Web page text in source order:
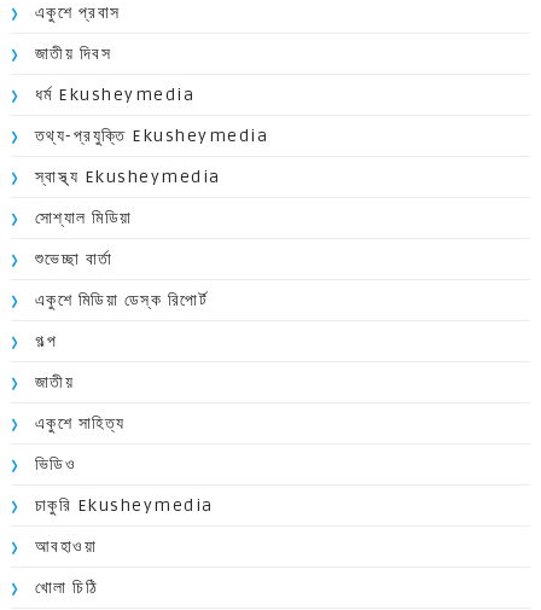
একুশে প্রবাস
জাতীয় দিবস
ধর্ম Ekusheymedia
তথ্য-প্রযুক্তি Ekusheymedia
স্বাস্থ্য Ekusheymedia
সোশ্যাল মিডিয়া
শুভেচ্ছা বার্তা
একুশে মিডিয়া ডেস্ক রিপোর্ট
গল্প
জাতীয়
একুশে সাহিত্য
ভিডিও
চাকুরি Ekusheymedia
আবহাওয়া
খোলা চিঠি